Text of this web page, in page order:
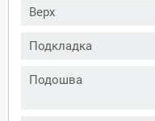
Верх
Подкладка
Подошва